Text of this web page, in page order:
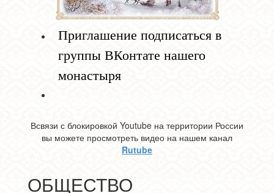
Приглашение подписаться в
группы ВКонтате нашего
монастыря
Всвязи с блокировкой Youtube на территории России
вы можете просмотреть видео на нашем канал
Rutube
ОБЩЕСТВО